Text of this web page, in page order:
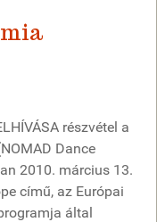
részvétel a
Dance
2010. március 13.
című, az Európai
által